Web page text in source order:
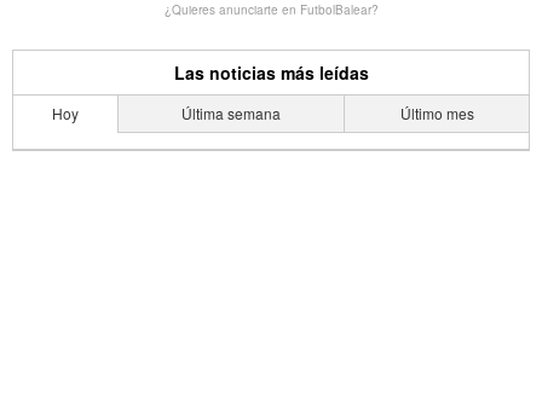
¿Quieres anunciarte en FutbolBalear?
Las noticias más leídas
Hoy Última semana Último mes